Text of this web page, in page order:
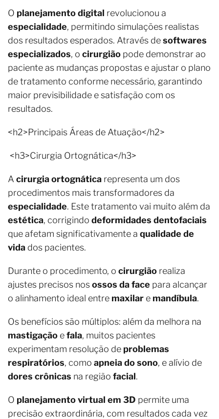
O planejamento digital revolucionou a
especialidade, permitindo simulações realistas
dos resultados esperados. Através desoftwares
especializados, o cirurgião pode demonstrar ao
paciente as mudanças propostas e ajustar o plano
de tratamento conforme necessário, garantindo
maior previsibilidade e satisfação com os
resultados.
<h2>Principais Áreas de Atuação</h2>
<h3>Cirurgia Ortognática</h3>
A cirurgia ortognática representa um dos
procedimentos mais transformadores da
especialidade. Este tratamento vai muito além da
estética, corrigindo deformidades dentofaciais
que afetam significativamente a qualidade de
vida dos pacientes.
Durante o procedimento, o cirurgião realiza
ajustes precisos nosossos da face para alcançar
o alinhamento ideal entre maxilar e mandíbula.
Os benefícios são múltiplos: além da melhora na
mastigação efala, muitos pacientes
experimentam resolução de problemas
respiratórios, como apneia do sono, e alívio de
dores crônicas na região facial.
O planejamento virtual em 3D permite uma
precisão extraordinária, com resultados cada vez